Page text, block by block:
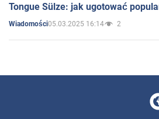
Tongue Sülze: jak ugotować
Wiadomości05.03.2025 16:14 2